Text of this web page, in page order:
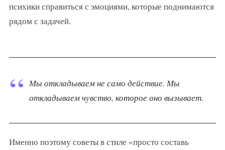
психики справиться с эмоциями, которые поднимаются
рядом с задачей.
Мы откладываем не само действие. Мы
откладываем чувство, которое оно вызывает.
Именно поэтому советы в стиле «просто составь